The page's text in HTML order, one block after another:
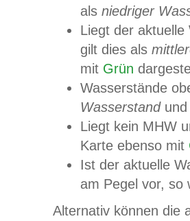
als niedriger
Liegt der
gilt dies als
mit Grün
Wasserstände
Wasserstandund
Liegt kein MHW
Karte ebenso mit
Ist der aktuelle
am Pegel vor,
Alternativ können die